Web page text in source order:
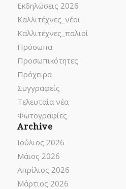
Εκδηλώσεις 2026
Καλλιτέχνες_νέοι
Καλλιτέχνες_παλιοί
Πρόσωπα
Προσωπικότητες
Πρόχειρα
Συγγραφείς
Τελευταία νέα
Φωτογραφίες
Archive
Ιούλιος 2026
Μάιος 2026
Απρίλιος 2026
Μάρτιος 2026